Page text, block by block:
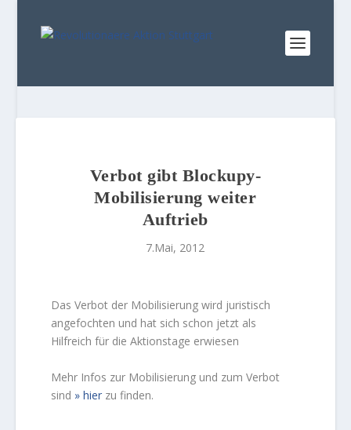
Verbot gibt Blockupy-
Mobilisierung weiter
Auftrieb
7.Mai, 2012
Das Verbot der Mobilisierung wird juristisch
angefochten und hat sich schon jetzt als
Hilfreich für die Aktionstage erwiesen
Mehr Infos zur Mobilisierung und zum Verbot
sind
hier zu finden.